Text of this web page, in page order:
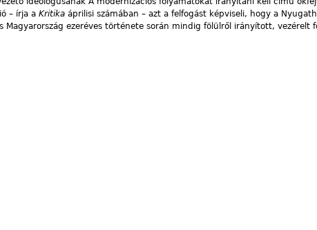
– írja a Kritika áprilisi számában – azt a felfogást képviseli, hogy a
Magyarország ezeréves története során mindig fölülről irányított, vezérelt